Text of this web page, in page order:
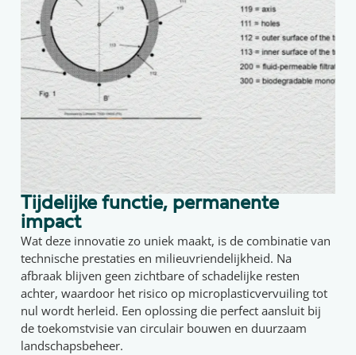
Tijdelijke functie, permanente
impact
Wat deze innovatie zo uniek maakt, is de combinatie van
technische prestaties en milieuvriendelijkheid. Na
afbraak blijven geen zichtbare of schadelijke resten
achter, waardoor het risico op microplasticvervuiling tot
nul wordt herleid. Een oplossing die perfect aansluit bij
de toekomstvisie van circulair bouwen en duurzaam
landschapsbeheer.